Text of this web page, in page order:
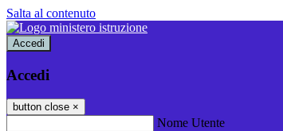
Salta al contenuto
Accedi
Accedi
button close ×
Nome Utente